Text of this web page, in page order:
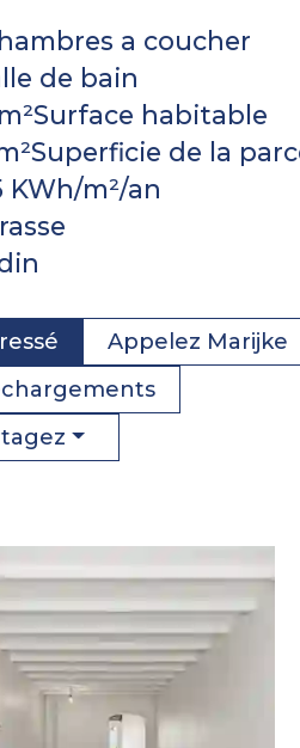
a coucher
de bain
Surface habitable
Superficie de la
KWh/m²/an
Appelez Marijke